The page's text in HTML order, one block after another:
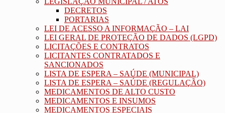
DECRETOS
PORTARIAS
LEI DE ACESSO A INFORMAÇÃO – LAI
LEI GERAL DE PROTEÇÃO DE DADOS (LGPD)
LICITAÇÕES E CONTRATOS
LICITANTES CONTRATADOS E
SANCIONADOS
LISTA DE ESPERA – SAÚDE (MUNICIPAL)
LISTA DE ESPERA – SAÚDE (REGULAÇÃO)
MEDICAMENTOS DE ALTO CUSTO
MEDICAMENTOS E INSUMOS
MEDICAMENTOS ESPECIAIS